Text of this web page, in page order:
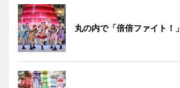
丸の内で「倍倍ファイト！」